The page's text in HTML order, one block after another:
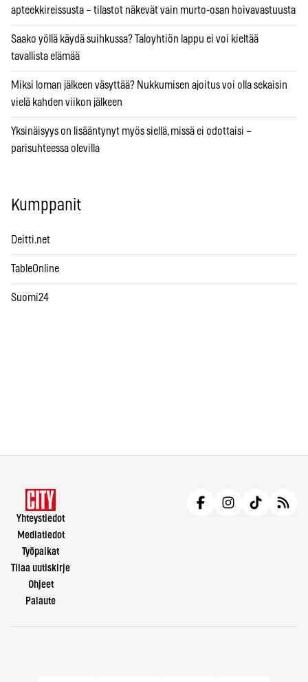
apteekkireissusta – tilastot näkevät vain murto-osan hoivavastuusta
Saako yöllä käydä suihkussa? Taloyhtiön lappu ei voi kieltää
tavallista elämää
Miksi loman jälkeen väsyttää? Nukkumisen ajoitus voi olla sekaisin
vielä kahden viikon jälkeen
Yksinäisyys on lisääntynyt myös siellä, missä ei odottaisi –
parisuhteessa olevilla
Kumppanit
Deitti.net
TableOnline
Suomi24
Yhteystiedot
Mediatiedot
Työpaikat
Tilaa uutiskirje
Ohjeet
Palaute